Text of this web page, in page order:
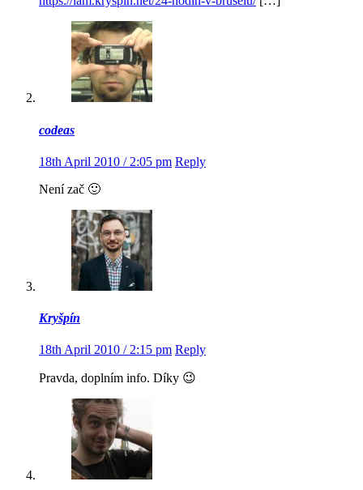
codeas
18th April 2010 / 2:05 pm Reply
Není zač 🙂
Kryšpín
18th April 2010 / 2:15 pm Reply
Pravda, doplním info. Díky 😉